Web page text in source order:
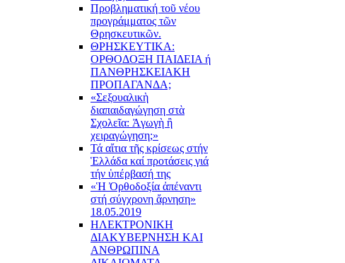
Προβληματική τοῦ νέου
προγράμματος τῶν
Θρησκευτικῶν.
ΘΡΗΣΚΕΥΤΙΚΑ:
ΟΡΘΟΔΟΞΗ ΠΑΙΔΕΙΑ ή
ΠΑΝΘΡΗΣΚΕΙΑΚΗ
ΠΡΟΠΑΓΑΝΔΑ;
«Σεξουαλικὴ
διαπαιδαγώγηση στὰ
Σχολεῖα: Ἀγωγὴ ἢ
χειραγώγηση;»
Τά αἴτια τῆς κρίσεως στήν
Ἑλλάδα καί προτάσεις γιά
τήν ὑπέρβασή της
«Ἡ Ὀρθοδοξία ἀπέναντι
στή σύγχρονη ἄρνηση»
18.05.2019
ΗΛΕΚΤΡΟΝΙΚΗ
ΔΙΑΚΥΒΕΡΝΗΣΗ ΚΑΙ
ΑΝΘΡΩΠΙΝΑ